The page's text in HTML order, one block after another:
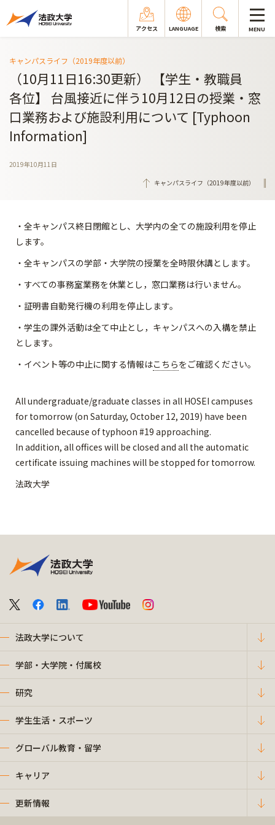
アクセス LANGUAGE 検索 MENU
キャンパスライフ（2019年度以前）
（10月11日16:30更新） 【学生・教職員
各位】 台風接近に伴う10月12日の授業・窓
口業務および施設利用について [Typhoon
Information]
2019年10月11日
キャンパスライフ（2019年度以前）
・全キャンパス終日閉館とし、大学内の全ての施設利用を停止
します。
・全キャンパスの学部・大学院の授業を全時限休講とします。
・すべての事務室業務を休業とし，窓口業務は行いません。
・証明書自動発行機の利用を停止します。
・学生の課外活動は全て中止とし，キャンパスへの入構を禁止
とします。
・イベント等の中止に関する情報はこちらをご確認ください。
All undergraduate/graduate classes in all HOSEI campuses
for tomorrow (on Saturday, October 12, 2019) have been
cancelled because of typhoon #19 approaching.
In addition, all offices will be closed and all the automatic
certificate issuing machines will be stopped for tomorrow.
法政大学
法政大学について
学部・大学院・付属校
研究
学生生活・スポーツ
グローバル教育・留学
キャリア
更新情報